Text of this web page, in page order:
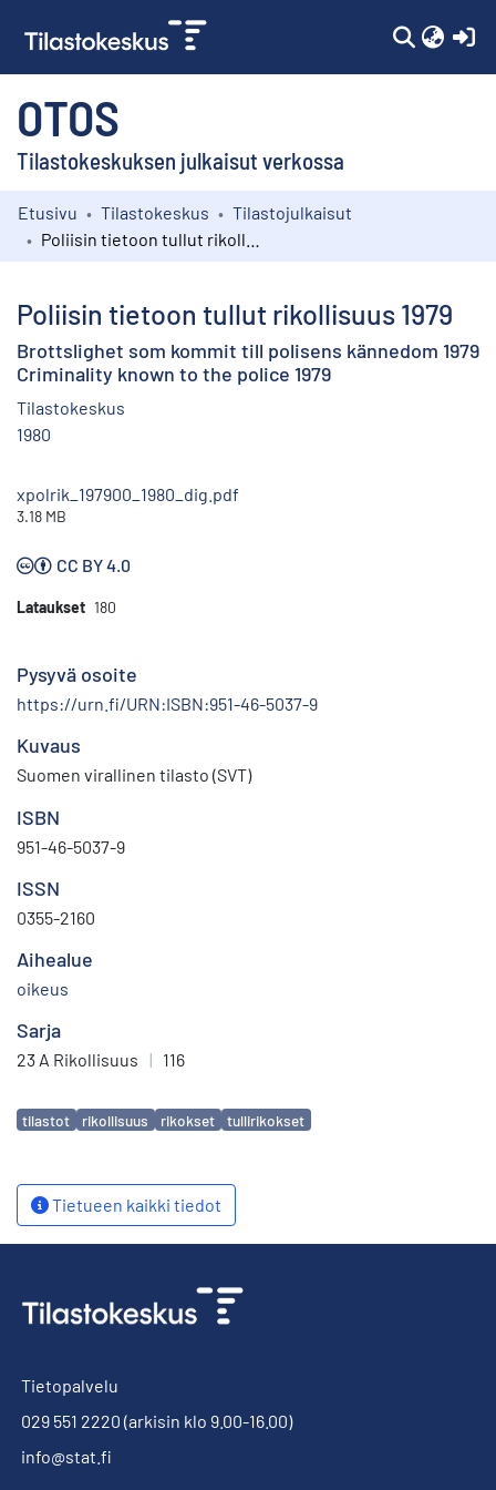
OTOS
Tilastokeskuksen julkaisut verkossa
Kokoelmat
Etusivu Tilastokeskus
Tilastojulkaisut
Poliisin tietoon tullut rikollisuus 1979
Brottslighet som kommit till polisens kännedom 1979
Criminality known to the police 1979
Tilastokeskus
1980
xpolrik_197900_1980_dig.pdf
3.18 MB
CC BY 4.0
Lataukset 180
Pysyvä osoite
https://urn.fi/URN:ISBN:951-46-5037-9
Kuvaus
Suomen virallinen tilasto (SVT)
ISBN
951-46-5037-9
ISSN
0355-2160
Aihealue
oikeus
Sarja
23 A Rikollisuus | 116
Avainsanat
tilastot rikollisuus rikokset tullirikokset
Tietueen kaikki tiedot
Tietopalvelu
029 551 2220 (arkisin klo 9.00-16.00)
info@stat.fi